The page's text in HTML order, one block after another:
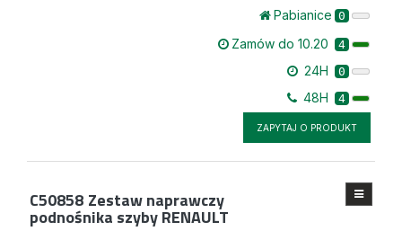
Pabianice 0
Zamów do 10.20 4
24H 0
48H 4
ZAPYTAJ O PRODUKT
C50858 Zestaw naprawczy
podnośnika szyby RENAULT